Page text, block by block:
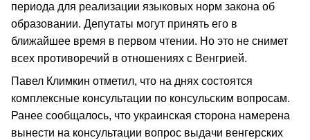
периода для реализации языковых норм закона об
образовании. Депутаты могут принять его в
ближайшее время в первом чтении. Но это не снимет
всех противоречий в отношениях с Венгрией.
Павел Климкин отметил, что на днях состоятся
комплексные консультации по консульским вопросам.
Ранее сообщалось, что украинская сторона намерена
вынести на консультации вопрос выдачи венгерских